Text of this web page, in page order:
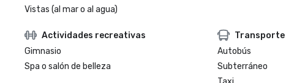
Vistas (al mar o al agua)
Actividades recreativas
Gimnasio
Spa o salón de belleza
Transporte
Autobús
Subterráneo